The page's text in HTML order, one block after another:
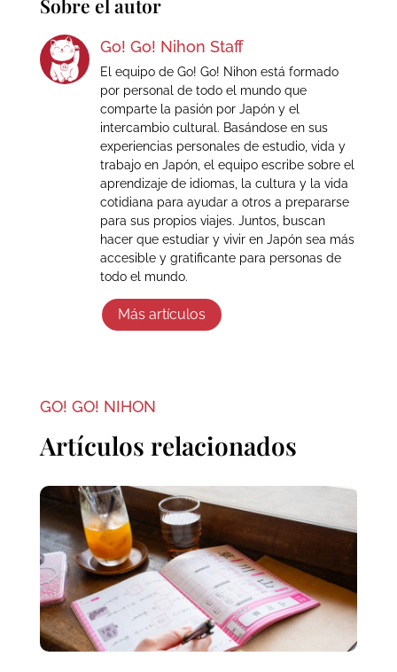
Sobre el autor
Go! Go! Nihon Staff
El equipo de Go! Go! Nihon está formado
por personal de todo el mundo que
comparte la pasión por Japón y el
intercambio cultural. Basándose en sus
experiencias personales de estudio, vida y
trabajo en Japón, el equipo escribe sobre el
aprendizaje de idiomas, la cultura y la vida
cotidiana para ayudar a otros a prepararse
para sus propios viajes. Juntos, buscan
hacer que estudiar y vivir en Japón sea más
accesible y gratificante para personas de
todo el mundo.
Más artículos
GO! GO! NIHON
Artículos relacionados